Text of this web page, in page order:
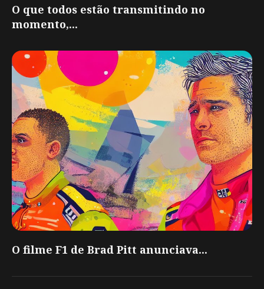
O que todos estão transmitindo no
momento,...
O filme F1 de Brad Pitt anunciava...